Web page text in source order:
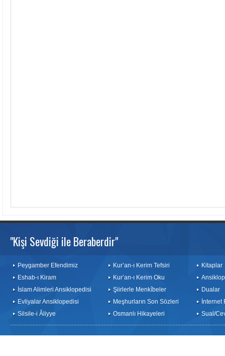
"Kişi Sevdiği ile Beraberdir"
Peygamber Efendimiz
Eshab-ı Kiram
İslam Alimleri Ansiklopedisi
Evliyalar Ansiklopedisi
Silsile-i Âliyye
Kur’an-ı Kerim Tefsiri
Kur’an-ı Kerim Oku
Şiirlerle Menkîbeler
Meşhurların Son Sözleri
Osmanlı Hikayeleri
Kitaplar
Dualar
İnternet
Sual/